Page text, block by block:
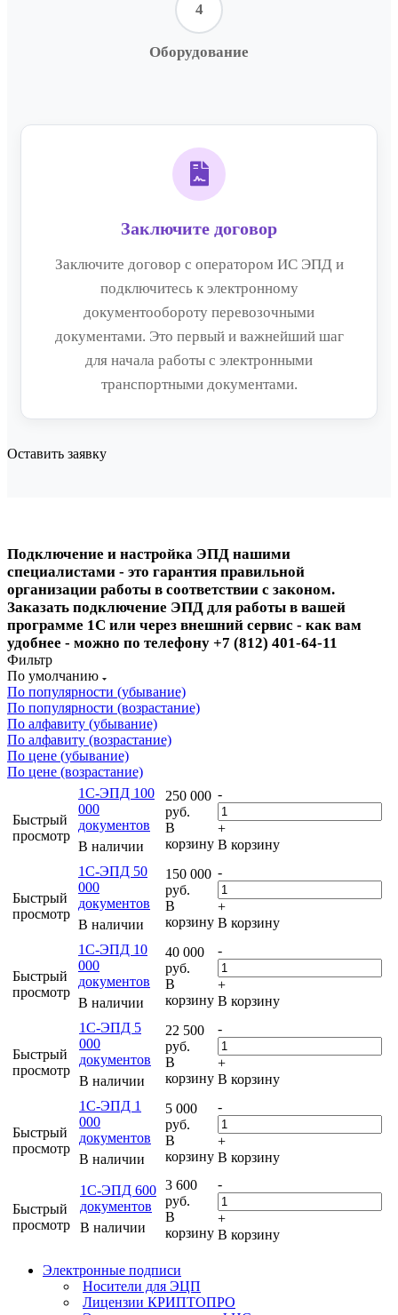
4
Оборудование
Заключите договор
Заключите договор с оператором ИС ЭПД и
подключитесь к электронному
документообороту перевозочными
документами. Это первый и важнейший шаг
для начала работы с электронными
транспортными документами.
Оставить заявку
Подключение и настройка ЭПД нашими
специалистами - это гарантия правильной
организации работы в соответствии с законом.
Заказать подключение ЭПД для работы в вашей
программе 1С или через внешний сервис - как вам
удобнее - можно по телефону +7 (812) 401-64-11
Фильтр
По умолчанию
По популярности (убывание)
По популярности (возрастание)
По алфавиту (убывание)
По алфавиту (возрастание)
По цене (убывание)
По цене (возрастание)
Быстрый
просмотр
1С-ЭПД 100
000
документов
В наличии
250 000
руб.
В
корзину
-
+
В корзину
Быстрый
просмотр
1С-ЭПД 50
000
документов
В наличии
150 000
руб.
В
корзину
-
+
В корзину
Быстрый
просмотр
1С-ЭПД 10
000
документов
В наличии
40 000
руб.
В
корзину
-
+
В корзину
Быстрый
просмотр
1С-ЭПД 5
000
документов
В наличии
22 500
руб.
В
корзину
-
+
В корзину
Быстрый
просмотр
1С-ЭПД 1
000
документов
В наличии
5 000
руб.
В
корзину
-
+
В корзину
Быстрый
просмотр
1С-ЭПД 600
документов
В наличии
3 600
руб.
В
корзину
-
+
В корзину
Электронные подписи
Носители для ЭЦП
Лицензии КРИПТОПРО